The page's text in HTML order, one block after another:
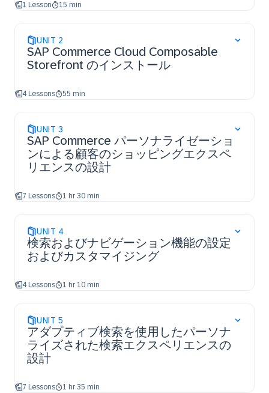
1 Lesson 15 min
UNIT 2
SAP Commerce Cloud Composable
Storefront のインストール
4 Lessons 55 min
UNIT 3
SAP Commerce パーソナライゼーショ
ンによる顧客のショッピングエクスペ
リエンスの設計
7 Lessons 1 hr 30 min
UNIT 4
検索およびナビゲーション機能の設定
およびカスタマイジング
4 Lessons 1 hr 10 min
UNIT 5
アダプティブ検索を使用したパーソナ
ライズされた検索エクスペリエンスの
設計
7 Lessons 1 hr 35 min